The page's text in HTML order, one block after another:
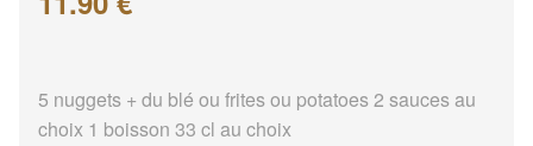
5 nuggets + du blé ou frites ou potatoes 2 sauces au
choix 1 boisson 33 cl au choix